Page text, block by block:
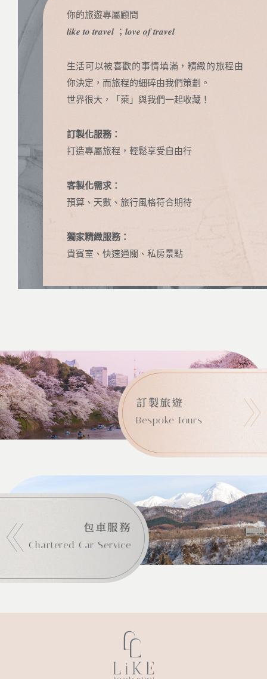
你的旅遊專屬顧問
𝒍𝒊𝒌𝒆 𝒕𝒐 𝒕𝒓𝒂𝒗𝒆𝒍 ；𝒍𝒐𝒗𝒆 𝒐𝒇 𝒕𝒓𝒂𝒗𝒆𝒍
生活可以被喜歡的事情填滿，精緻的旅程由
你決定，而旅程的細碎由我們策劃。
世界很大，「萊」與我們一起收藏！
訂製化服務：
打造專屬旅程，輕鬆享受自由行
客製化需求：
預算、天數、旅行風格符合期待
獨家精緻服務：
貴賓室、快速通關、私房景點
訂製旅遊
Bespoke Tours
包車服務
Chartered Car Service